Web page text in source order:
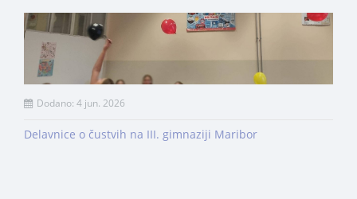
Dodano: 4 jun. 2026
Delavnice o čustvih na III. gimnaziji Maribor